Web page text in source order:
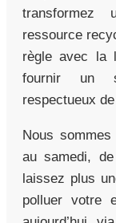
transformez
ressource
règle avec la
fournir un
respectueux
Nous
au samedi,
laissez plus
polluer votre